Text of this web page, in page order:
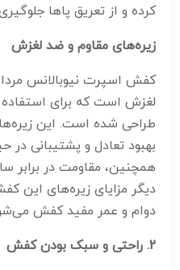
کرده و از تعریق پاها
زیره‌های مقاوم و ضد لغزش
کفش اسپرت نیوبالانس
لغزش است که برای
طراحی شده است. این
بهبود تعادل و پشتیبانی
همچنین، مقاومت در
دیگر مزایای زیره‌های
دوام و عمر مفید کفش
2. راحتی و سبک بودن کفش